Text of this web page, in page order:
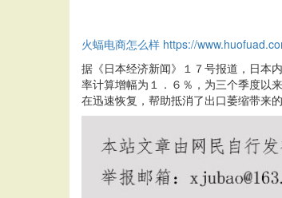
火蝠电商怎么样 https://
据《日本经济新闻》１７号报道，日本
率计算增幅为１．６％，为三个季度以
在迅速恢复，帮助抵消了出口萎缩带来的